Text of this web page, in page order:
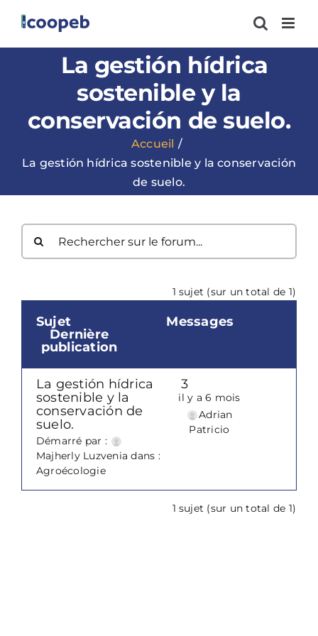
contenu
La gestión hídrica
sostenible y la
conservación de suelo.
Accueil
La gestión hídrica sostenible y la conservación
de suelo.
1 sujet (sur un total de 1)
Sujet
Messages
Dernière
publication
La gestión hídrica
sostenible y la
conservación de
suelo.
Démarré par :
Majherly Luzvenia dans :
Agroécologie
3
il y a 6 mois
Adrian
Patricio
1 sujet (sur un total de 1)